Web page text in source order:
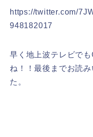
https://twitter.com/
948182017
早く地上波テレビで
ね！！最後までお読
た。